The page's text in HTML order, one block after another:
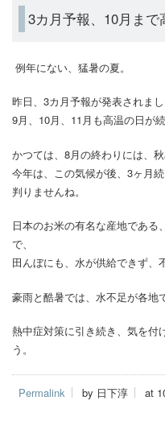
3カ月予報、10月まで
例年にない、猛暑の夏。
昨日、3カ月予報が発表されまし
9月、10月、11月も高温の日が続
かつては、8月の終わりには、
今年は、この気候が後、3ヶ月
判りませんね。
日本のお米の有名な産地である
で、
田んぼにも、水が供給できず、
豪雨と酷暑では、水不足が各地
熱中症対策に引き続き、気を付
う。
Permalink by 日下淳 at